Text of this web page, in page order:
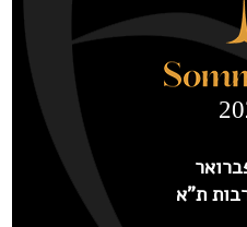
ת"א